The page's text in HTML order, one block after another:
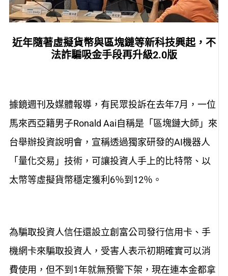
近年隨著虛擬貨幣與區塊鏈等新科技興起，不
法詐騙吸金手段再升級2.0版
據鏡週刊及媒體報導，有民眾投訴在去年7月，一位
馬來西亞籍男子Ronald Aai自稱是「區塊鏈大師」來
台舉辦投資說明會，宣稱透過獨家研發的AI機器人
「量化交易」技術，可讓投資人手上的比特幣、以
太幣等虛擬貨幣穩定獲利6％到12％。
為騙取投資人信任還設立創富公司發行信用卡、手
機網卡來騙取投資人，受害人表示初期確實可以消
費使用，但不到1年就無預警下架，現在連本金都拿